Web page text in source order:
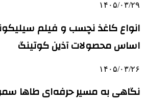
۱۴۰۵/۰۳/۲۹
انواع کاغذ نچسب و فیلم
اساس محصولات آذین کوتینگ
۱۴۰۵/۰۳/۲۶
نگاهی به مسیر حرفه‌ای طاها